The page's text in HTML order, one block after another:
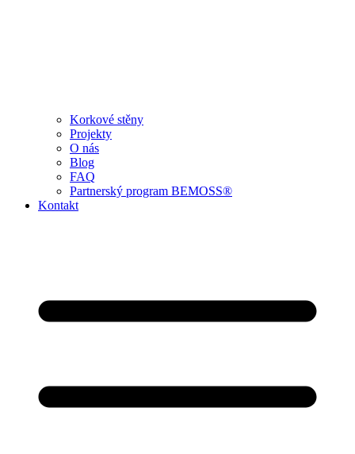
Korkové stěny
Projekty
O nás
Blog
FAQ
Partnerský program BEMOSS®
Kontakt